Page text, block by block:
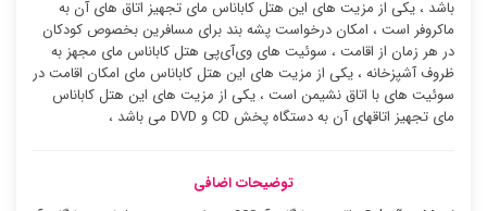
باشد ، یکی از مزیت های این هتل کاباناس مای تجهیز اتاق های آن به
ماکروفر است ، امکان درخواست پشه بند برای مسافرین بخصوص کودکان
در هر زمان از اقامت ، سوئیت ‌های وی‌آی‌پی هتل کاباناس مای مجهز به
ظروف آشپزخانه ، یکی از مزیت های این هتل کاباناس مای امکان اقامت در
سوئیت ‌های با اتاق نشیمن است ، یکی از مزیت های این هتل کاباناس
مای تجهیز اتاقهای آن به دستگاه پخش CD و DVD می باشد ،
توضیحات اضافی